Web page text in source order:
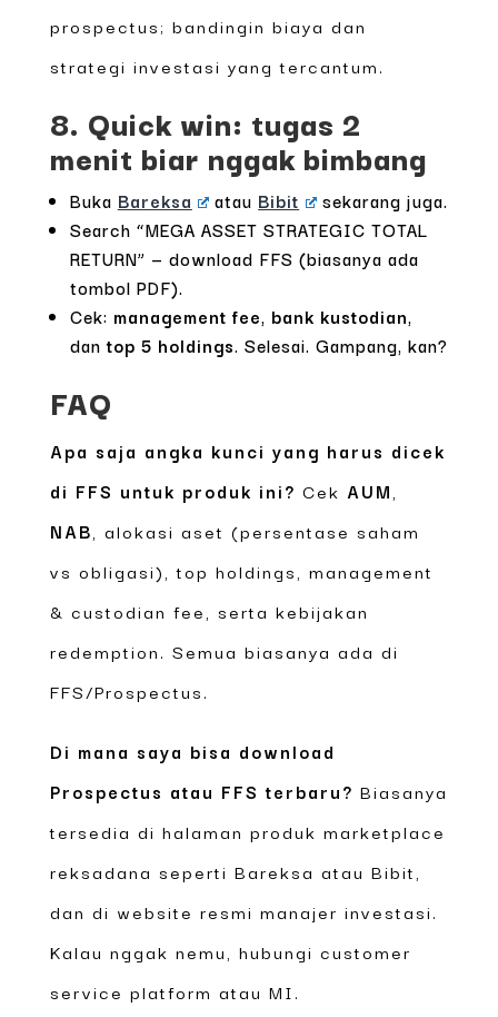
prospectus; bandingin biaya dan
strategi investasi yang tercantum.
8. Quick win: tugas 2
menit biar nggak bimbang
Buka Bareksa atau Bibit
sekarang juga.
Search “MEGA ASSET STRATEGIC TOTAL
RETURN” — download FFS (biasanya ada
tombol PDF).
Cek: management fee, bank kustodian,
dantop 5 holdings. Selesai. Gampang, kan?
FAQ
Apa saja angka kunci yang harus dicek
di FFS untuk produk ini? Cek AUM
NAB , alokasi aset (persentase saham
vs obligasi), top holdings, management
& custodian fee, serta kebijakan
redemption. Semua biasanya ada di
FFS/Prospectus.
Di mana saya bisa download
Prospectus atau FFS terbaru? Biasanya
tersedia di halaman produk marketplace
reksadana seperti Bareksa atau Bibit,
dan di website resmi manajer investasi.
Kalau nggak nemu, hubungi customer
service platform atau MI.